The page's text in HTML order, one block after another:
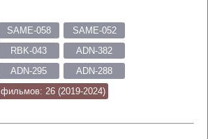
SAME-058
SAME-052
RBK-043
ADN-382
ADN-295
ADN-288
фильмов: 26 (2019-2024)